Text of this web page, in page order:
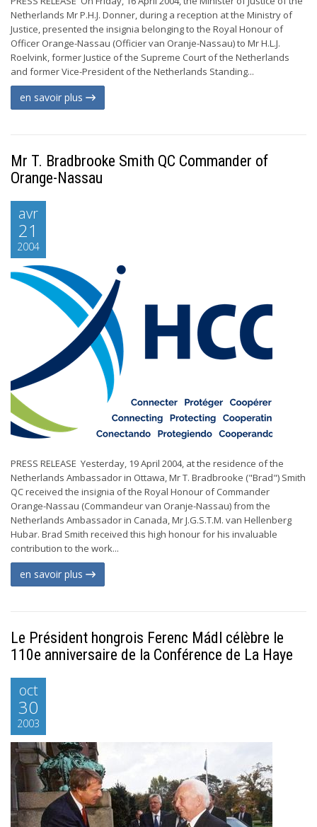
Netherlands Mr P.H.J. Donner, during a reception at the Ministry of
Justice, presented the insignia belonging to the Royal Honour of
Officer Orange-Nassau (Officier van Oranje-Nassau) to Mr H.L.J.
Roelvink, former Justice of the Supreme Court of the Netherlands
and former Vice-President of the Netherlands Standing...
en savoir plus
Mr T. Bradbrooke Smith QC Commander of
Orange-Nassau
avr
21
2004
PRESS RELEASE Yesterday, 19 April 2004, at the residence of the
Netherlands Ambassador in Ottawa, Mr T. Bradbrooke ("Brad") Smith
QC received the insignia of the Royal Honour of Commander
Orange-Nassau (Commandeur van Oranje-Nassau) from the
Netherlands Ambassador in Canada, Mr J.G.S.T.M. van Hellenberg
Hubar. Brad Smith received this high honour for his invaluable
contribution to the work...
en savoir plus
Le Président hongrois Ferenc Mádl célèbre le
110e anniversaire de la Conférence de La Haye
oct
30
2003